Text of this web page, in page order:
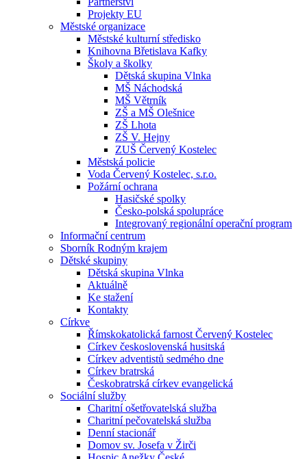
Projekty EU
Městské organizace
Městské kulturní středisko
Knihovna Břetislava Kafky
Školy a školky
Dětská skupina Vlnka
MŠ Náchodská
MŠ Větrník
ZŠ a MŠ Olešnice
ZŠ Lhota
ZŠ V. Hejny
ZUŠ Červený Kostelec
Městská policie
Voda Červený Kostelec, s.r.o.
Požární ochrana
Hasičské spolky
Česko-polská spolupráce
Integrovaný regionální operační program
Informační centrum
Sborník Rodným krajem
Dětské skupiny
Dětská skupina Vlnka
Aktuálně
Ke stažení
Kontakty
Církve
Římskokatolická farnost Červený Kostelec
Církev československá husitská
Církev adventistů sedmého dne
Církev bratrská
Českobratrská církev evangelická
Sociální služby
Charitní ošetřovatelská služba
Charitní pečovatelská služba
Denní stacionář
Domov sv. Josefa v Žirči